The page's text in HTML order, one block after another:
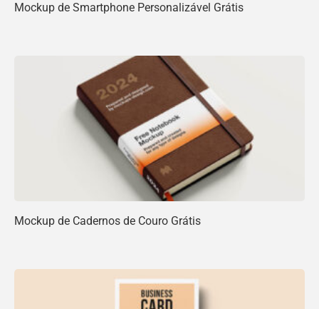
Mockup de Smartphone Personalizável Grátis
Mockup de Cadernos de Couro Grátis